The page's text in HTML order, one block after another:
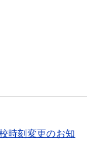
時刻変更のお知